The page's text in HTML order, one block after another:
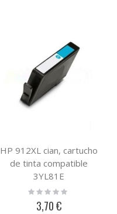
HP 912XL cian, cartucho
de tinta compatible
3YL81E
Rating:
3,70 €